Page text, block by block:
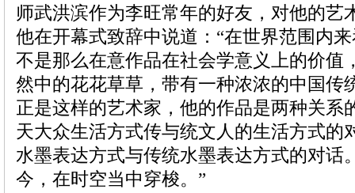
师武洪滨作为李旺常年的好友，对他的艺
他在开幕式致辞中说道：“在世界范围内
不是那么在意作品在社会学意义上的价值
然中的花花草草，带有一种浓浓的中国传
正是这样的艺术家，他的作品是两种关系
天大众生活方式传与统文人的生活方式的
水墨表达方式与传统水墨表达方式的对话
今，在时空当中穿梭。”